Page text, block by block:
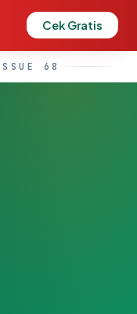
Cek Gratis
68